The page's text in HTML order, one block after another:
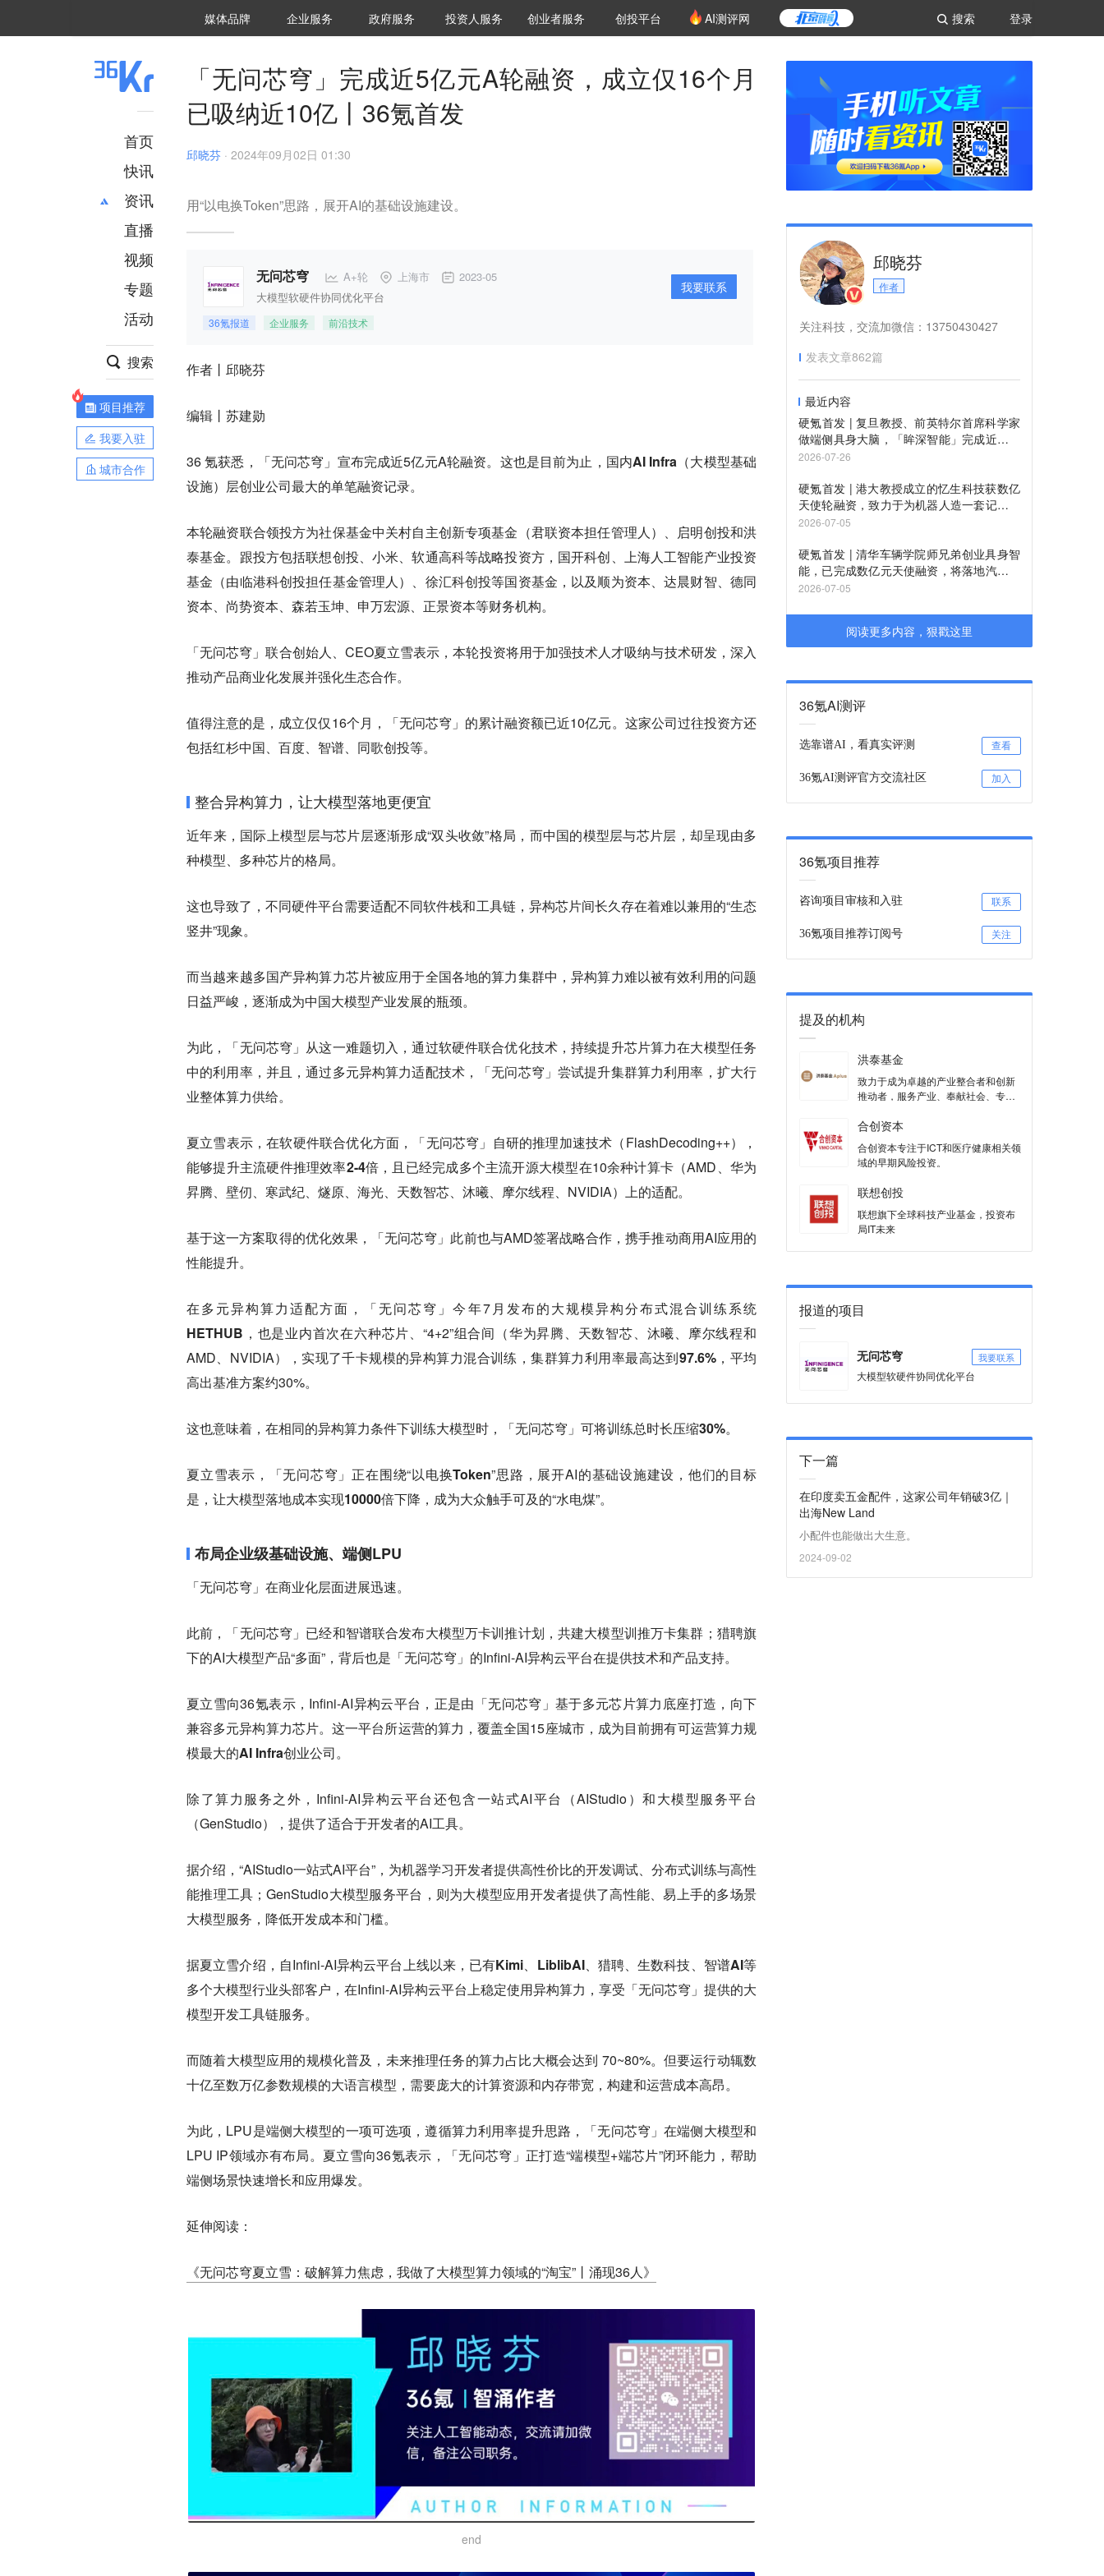
登录
搜索
媒体品牌 36Kr研究院
企业服务 城市之窗
政府服务 VClub投资机构库
投资机构职位推介
投资人服务 创投氪堂
创业者服务 创投平台 AI测评网
首页
快讯
资讯
推荐
财经
项目推荐
安徽
直播
视频
专题
活动
搜索
项目推荐
我要入驻
城市合作
「无问芯穹」完成近5亿元A轮融资，成立仅16个月
已吸纳近10亿丨36氪首发
邱晓芬 · 2024年09月02日 01:30
用“以电换Token”思路，展开AI的基础设施建设。
无问芯穹 A+轮 上海市 2023-05
大模型软硬件协同优化平台
36氪报道 企业服务 前沿技术
我要联系
作者丨邱晓芬
编辑丨苏建勋
36 氪获悉，「无问芯穹」宣布完成近5亿元A轮融资。 这也是目前为止，国内AI Infra（大模型基础
设施）层创业公司最大的单笔融资记录。
本轮融资联合领投方为社保基金中关村自主创新专项基金（君联资本担任管理人）、启明创投和洪
泰基金。跟投方包括联想创投、小米、软通高科等战略投资方，国开科创、上海人工智能产业投资
基金（由临港科创投担任基金管理人）、徐汇科创投等国资基金，以及顺为资本、达晨财智、德同
资本、尚势资本、森若玉坤、申万宏源、正景资本等财务机构。
「无问芯穹」联合创始人、CEO夏立雪表示，本轮投资将用于加强技术人才吸纳与技术研发，深入
推动产品商业化发展并强化生态合作。
值得注意的是，成立仅仅16个月，「无问芯穹」的累计融资额已近10亿元。这家公司过往投资方还
包括红杉中国、百度、智谱、同歌创投等。
整合异构算力，让大模型落地更便宜
近年来，国际上模型层与芯片层逐渐形成“双头收敛”格局，而中国的模型层与芯片层，却呈现由多
种模型、多种芯片的格局。
这也导致了，不同硬件平台需要适配不同软件栈和工具链，异构芯片间长久存在着难以兼用的“生态
竖井”现象。
而当越来越多国产异构算力芯片被应用于全国各地的算力集群中，异构算力难以被有效利用的问题
日益严峻，逐渐成为中国大模型产业发展的瓶颈。
为此，「无问芯穹」从这一难题切入，通过软硬件联合优化技术 ，持续提升芯片算力在大模型任务
中的利用率，并且，通过多元异构算力适配技术 ，「无问芯穹」尝试提升集群算力利用率，扩大行
业整体算力供给。
夏立雪表示，在软硬件联合优化方面，「无问芯穹」自研的推理加速技术（FlashDecoding++），
能够提升主流硬件推理效率2-4倍 ，且已经完成多个主流开源大模型在10余种计算卡（AMD、华为
昇腾、壁仞、寒武纪、燧原、海光、天数智芯、沐曦、摩尔线程、NVIDIA）上的适配。
基于这一方案取得的优化效果，「无问芯穹」此前也与AMD签署战略合作，携手推动商用AI应用的
性能提升。
在多元异构算力适配方面，「无问芯穹」今年7月发布的大规模异构分布式混合训练系统
HETHUB ，也是业内首次在六种芯片、“4+2”组合间（华为昇腾、天数智芯、沐曦、摩尔线程和
AMD、NVIDIA），实现了千卡规模的异构算力混合训练，集群算力利用率最高达到97.6%，平均
高出基准方案约30%。
这也意味着，在相同的异构算力条件下训练大模型时，「无问芯穹」可将训练总时长压缩30%。
夏立雪表示，「无问芯穹」正在围绕“以电换Token”思路，展开AI的基础设施建设，他们的目标
是， 让大模型落地成本实现10000倍下降 ，成为大众触手可及的“水电煤”。
布局企业级基础设施、端侧LPU
「无问芯穹」在商业化层面进展迅速。
此前，「无问芯穹」已经和智谱联合发布大模型万卡训推计划，共建大模型训推万卡集群；猎聘旗
下的AI大模型产品“多面”，背后也是「无问芯穹」的Infini-AI异构云平台在提供技术和产品支持。
夏立雪向36氪表示，Infini-AI异构云平台，正是由「无问芯穹」基于多元芯片算力底座打造，向下
兼容多元异构算力芯片。这一平台所运营的算力，覆盖全国15座城市， 成为目前拥有可运营算力规
模最大的AI Infra创业公司。
除了算力服务之外，Infini-AI异构云平台还包含一站式AI平台（AIStudio）和大模型服务平台
（GenStudio），提供了适合于开发者的AI工具。
据介绍，“AIStudio一站式AI平台”，为机器学习开发者提供高性价比的开发调试、分布式训练与高性
能推理工具；GenStudio大模型服务平台，则为大模型应用开发者提供了高性能、易上手的多场景
大模型服务，降低开发成本和门槛。
据夏立雪介绍，自Infini-AI异构云平台上线以来，已有Kimi、LiblibAI、猎聘、生数科技、智谱AI等
多个大模型行业头部客户，在Infini-AI异构云平台上稳定使用异构算力，享受「无问芯穹」提供的大
模型开发工具链服务。
而随着大模型应用的规模化普及，未来推理任务的算力占比大概会达到 70~80%。但要运行动辄数
十亿至数万亿参数规模的大语言模型，需要庞大的计算资源和内存带宽，构建和运营成本高昂。
为此，LPU是端侧大模型的一项可选项，遵循算力利用率提升思路，「无问芯穹」在端侧大模型和
LPU IP领域亦有布局。夏立雪向36氪表示，「无问芯穹」正打造“端模型+端芯片”闭环能力，帮助
端侧场景快速增长和应用爆发。
延伸阅读：
《无问芯穹夏立雪：破解算力焦虑，我做了大模型算力领域的“淘宝”丨涌现36人》
end
邱晓芬
作者
关注科技，交流加微信：13750430427
发表文章862篇
最近内容
硬氪首发 | 复旦教授、前英特尔首席科学家
做端侧具身大脑，「眸深智能」完成近亿元
Pre-A轮追加融资
2026-07-26
硬氪首发 | 港大教授成立的忆生科技获数亿
天使轮融资，致力于为机器人造一套记忆系
统
2026-07-05
硬氪首发 | 清华车辆学院师兄弟创业具身智
能，已完成数亿元天使融资，将落地汽车产
业
2026-07-05
阅读更多内容，狠戳这里
36氪AI测评
选靠谱AI，看真实评测 查看
36氪AI测评官方交流社区 加入
36氪项目推荐
咨询项目审核和入驻 联系
36氪项目推荐订阅号 关注
提及的机构
洪泰基金
致力于成为卓越的产业整合者和创新
推动者，服务产业、奉献社会、专业
合创资本
合创资本专注于ICT和医疗健康相关领
域的早期风险投资。
联想创投
联想旗下全球科技产业基金，投资布
局IT未来
报道的项目
无问芯穹 我要联系
大模型软硬件协同优化平台
下一篇
在印度卖五金配件，这家公司年销破3亿｜
出海New Land
小配件也能做出大生意。
2024-09-02